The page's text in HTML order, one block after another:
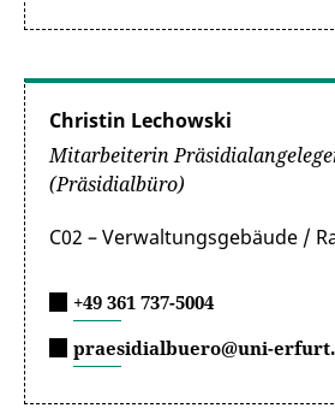
Christin Lechowski
Mitarbeiterin
(Präsidialbüro)
C02 – Verwaltungsgebäude /
+49 361 737-5004
praesidialbuero@uni-